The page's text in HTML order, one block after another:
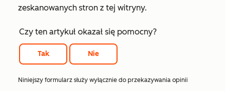
zeskanowanych stron z tej witryny.
Czy ten artykuł okazał się pomocny?
Tak Nie
Niniejszy formularz służy wyłącznie do przekazywania opinii